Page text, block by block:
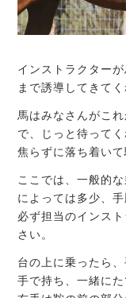
インストラクター
まで誘導してきてく
馬はみなさんがこ
で、じっと待ってく
焦らずに落ち着い
ここでは、一般的
によっては多少、
必ず担当のインス
さい。
台の上に乗ったら
手で持ち、一緒にた